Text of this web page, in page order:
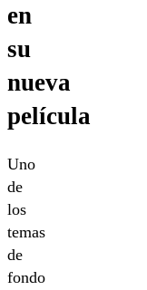
en
su
nueva
película
Uno
de
los
temas
de
fondo